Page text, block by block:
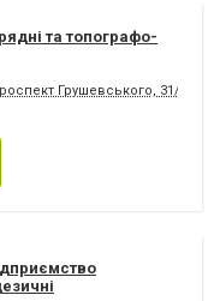
та топографо-
Грушевського, 31/2,